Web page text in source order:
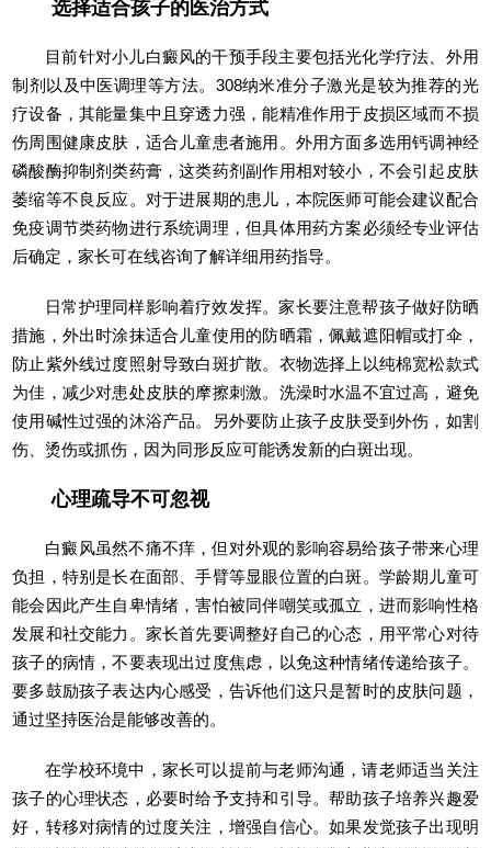
选择适合孩子的医治方式
目前针对小儿白癜风的干预手段主要包括光化学疗法、外用
制剂以及中医调理等方法。308纳米准分子激光是较为推荐的光
疗设备，其能量集中且穿透力强，能精准作用于皮损区域而不损
伤周围健康皮肤，适合儿童患者施用。外用方面多选用钙调神经
磷酸酶抑制剂类药膏，这类药剂副作用相对较小，不会引起皮肤
萎缩等不良反应。对于进展期的患儿，本院医师可能会建议配合
免疫调节类药物进行系统调理，但具体用药方案必须经专业评估
后确定，家长可在线咨询了解详细用药指导。
日常护理同样影响着疗效发挥。家长要注意帮孩子做好防晒
措施，外出时涂抹适合儿童使用的防晒霜，佩戴遮阳帽或打伞，
防止紫外线过度照射导致白斑扩散。衣物选择上以纯棉宽松款式
为佳，减少对患处皮肤的摩擦刺激。洗澡时水温不宜过高，避免
使用碱性过强的沐浴产品。另外要防止孩子皮肤受到外伤，如割
伤、烫伤或抓伤，因为同形反应可能诱发新的白斑出现。
心理疏导不可忽视
白癜风虽然不痛不痒，但对外观的影响容易给孩子带来心理
负担，特别是长在面部、手臂等显眼位置的白斑。学龄期儿童可
能会因此产生自卑情绪，害怕被同伴嘲笑或孤立，进而影响性格
发展和社交能力。家长首先要调整好自己的心态，用平常心对待
孩子的病情，不要表现出过度焦虑，以免这种情绪传递给孩子。
要多鼓励孩子表达内心感受，告诉他们这只是暂时的皮肤问题，
通过坚持医治是能够改善的。
在学校环境中，家长可以提前与老师沟通，请老师适当关注
孩子的心理状态，必要时给予支持和引导。帮助孩子培养兴趣爱
好，转移对病情的过度关注，增强自信心。如果发觉孩子出现明